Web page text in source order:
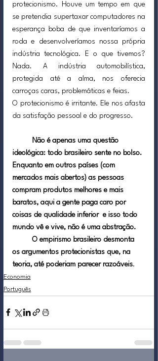
protecionismo. Houve um tempo em que
se pretendia supertaxar computadores na
esperança boba de que inventaríamos a
roda e desenvolveríamos nossa própria
indústria tecnológica. E o que tivemos?
Nada. A indústria automobilística,
protegida até a alma, nos oferecia
carroças caras, problemáticas e feias.
O protecionismo é irritante. Ele nos afasta
da satisfação pessoal e do progresso.
Não é apenas uma questão
ideológica: todo brasileiro sente no bolso.
Enquanto em outros países (com
mercados mais abertos) as pessoas
compram produtos melhores e mais
baratos, aqui a gente paga caro por
coisas de qualidade inferior  e isso todo
mundo vê e vive, não é uma abstração.
os argumentos protecionistas que, na
teoria, até poderiam parecer razoáveis.
Economia
Português